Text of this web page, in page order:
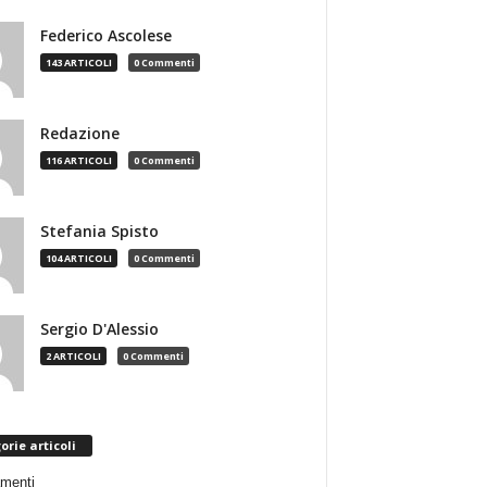
Federico Ascolese
143 ARTICOLI 0 Commenti
Redazione
116 ARTICOLI 0 Commenti
Stefania Spisto
104 ARTICOLI 0 Commenti
Sergio D'Alessio
2 ARTICOLI 0 Commenti
articoli